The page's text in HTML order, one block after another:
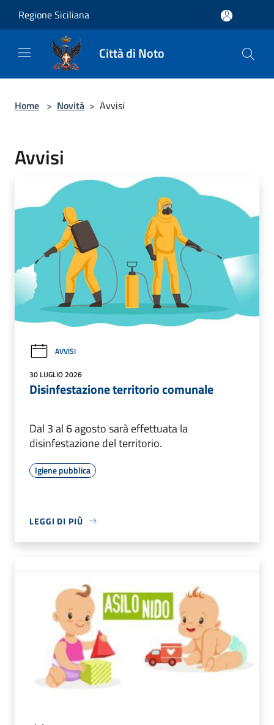
Regione Siciliana
Città di Noto
Home > Novità > Avvisi
Avvisi
AVVISI
30 LUGLIO 2026
Disinfestazione territorio comunale
Dal 3 al 6 agosto sarà effettuata la
disinfestazione del territorio.
Igiene pubblica
LEGGI DI PIÙ